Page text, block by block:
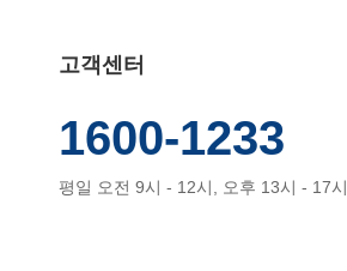
고객센터
1600-1233
평일 오전 9시 - 12시, 오후 13시 - 17시